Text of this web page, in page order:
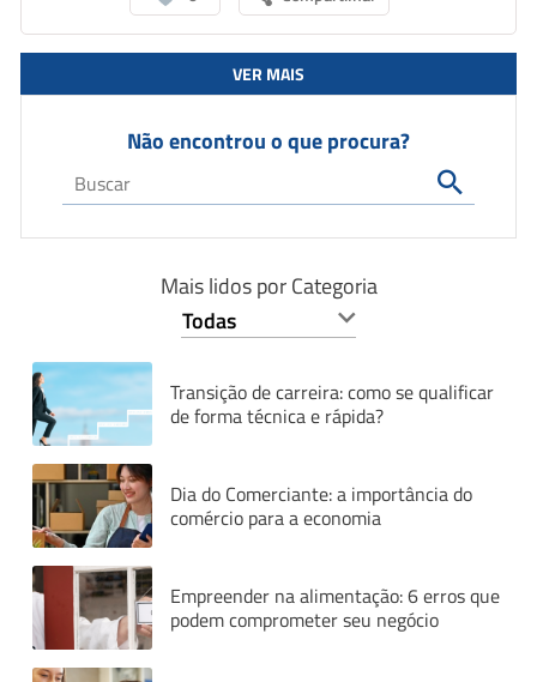
VER MAIS
Não encontrou o que procura?
Mais lidos por Categoria
Transição de carreira: como se qualificar
de forma técnica e rápida?
Dia do Comerciante: a importância do
comércio para a economia
Empreender na alimentação: 6 erros que
podem comprometer seu negócio